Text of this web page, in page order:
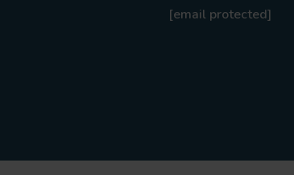
[email protected]